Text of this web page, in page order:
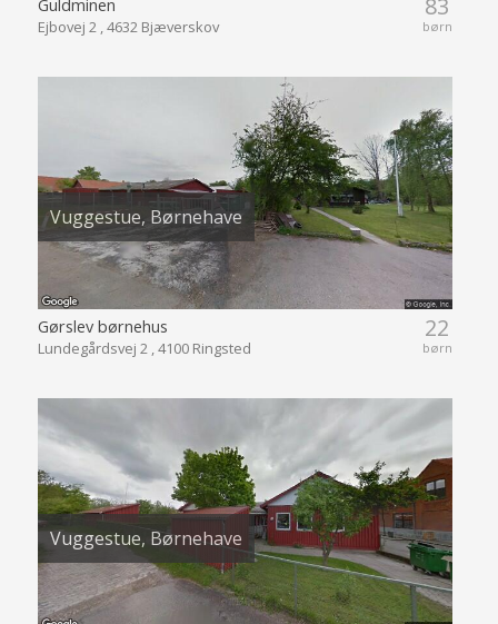
83
børn
Guldminen
Ejbovej 2 , 4632 Bjæverskov
Vuggestue, Børnehave
22
børn
Gørslev børnehus
Lundegårdsvej 2 , 4100 Ringsted
Vuggestue, Børnehave